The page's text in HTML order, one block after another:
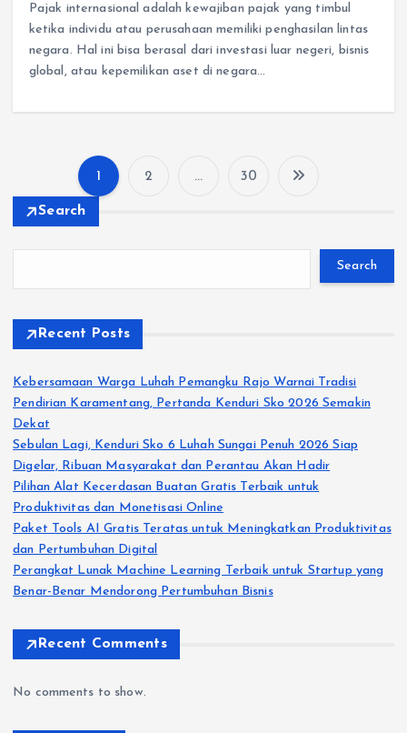
Pajak internasional adalah kewajiban pajak yang timbul
ketika individu atau perusahaan memiliki penghasilan lintas
negara. Hal ini bisa berasal dari investasi luar negeri, bisnis
global, atau kepemilikan aset di negara…
o
s
s
p
a
g
n
1 2 … 30
Search
Search
Recent Posts
Kebersamaan Warga Luhah Pemangku Rajo Warnai Tradisi
Pendirian Karamentang, Pertanda Kenduri Sko 2026 Semakin
Dekat
Sebulan Lagi, Kenduri Sko 6 Luhah Sungai Penuh 2026 Siap
Digelar, Ribuan Masyarakat dan Perantau Akan Hadir
Pilihan Alat Kecerdasan Buatan Gratis Terbaik untuk
Produktivitas dan Monetisasi Online
Paket Tools AI Gratis Teratas untuk Meningkatkan Produktivitas
dan Pertumbuhan Digital
Perangkat Lunak Machine Learning Terbaik untuk Startup yang
Benar-Benar Mendorong Pertumbuhan Bisnis
Recent Comments
No comments to show.